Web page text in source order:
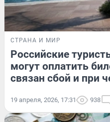
СТРАНА И МИР
Российские
могут оплатить
связан сбой и при
19 апреля, 2026, 17:31 938